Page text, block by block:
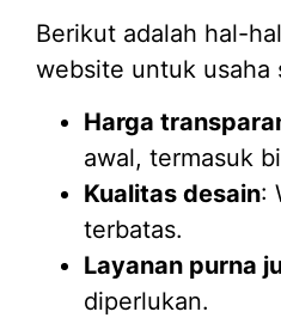
Berikut adalah hal-
website untuk usaha
Harga
awal, termasuk
Kualitas desain:
terbatas.
Layanan purna
diperlukan.